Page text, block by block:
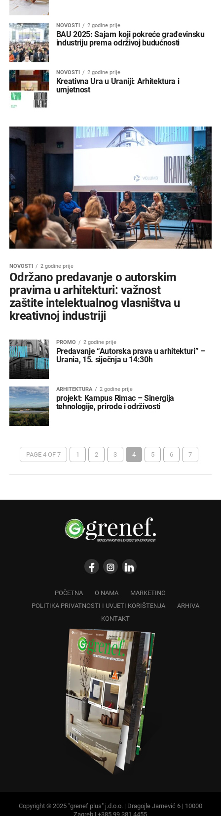
NOVOSTI 2 godine prije
BAU 2025: Sajam koji pokreće građevinsku
industriju prema održivoj budućnosti
NOVOSTI 2 godine prije
Kreativna Ura u Uraniji: Arhitektura i
umjetnost
NOVOSTI 2 godine prije
Održano predavanje o autorskim
pravima u arhitekturi: važnost
zaštite intelektualnog vlasništva u
kreativnoj industriji
PROMO 2 godine prije
Predavanje “Autorska prava u arhitekturi” –
Urania, 15. siječnja u 14:30h
ARHITEKTURA 2 godine prije
projekt: Kampus Rimac – Sinergija
tehnologije, prirode i održivosti
PAGE 4 OF 7 1 2 3 4 5 6 7
POČETNA O NAMA
MARKETING
POLITIKA PRIVATNOSTI I UVJETI KORIŠTENJA
ARHIVA
KONTAKT
Copyright © 2025 "grenef plus" j.d.o.o. | Dragojle Jarnević 6 | 10000
Zagreb | +385 99 381 4455